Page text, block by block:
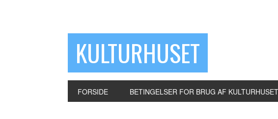
KULTURHUSET
FORSIDE BETINGELSER FOR BRUG AF KULTURHUSET